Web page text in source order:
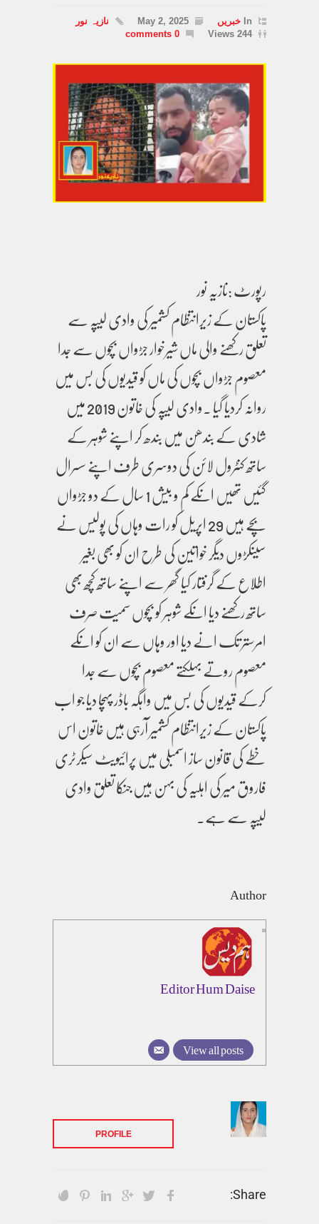
In خبریں May 2, 2025
نازیہ نور
244 Views
0 comments
رپورٹ :نازیہ نور
پاکستان کے زیرانتظام کشمیر کی وادی لیپہ سے
تعلق رکھنے والی ماں شیرخوار جڑواں بچوں سے جدا
معصوم جڑواں بچوں کی ماں کو قیدیوں کی بس میں
روانہ کردیا گیا ۔وادی لیپہ کی خاتون 2019 میں
شادی کے بندھن میں بندھ کر اپنے شوہر کے
ساتھ کنٹرول لائن کی دوسری طرف اپنے سسرال
گئیں تھیں انکے کم و بیش 1 سال کے دو جڑواں
بچے ہیں 29 اپریل کو رات وہاں کی پولیس نے
سینکڑوں دیگر خواتین کی طرح ان کو بھی بغیر
اطلاع کے گرفتار کیا گھر سے اپنے ساتھ کچھ بھی
ساتھ رکھنے دیا انکے شوہر کو بچوں سمیت صرف
امرستر تک انے دیا اور وہاں سے ان کو انکے
معصوم روتے بہلکتے معصوم بچوں سے جدا
کرکے قیدیوں کی بس میں واہگہ باڈر پہچا دیا جو اب
پاکستان کے زیرانتظام کشمیر آرہی ہیں خاتون اس
خطے کی قانون ساز اسمبلی میں پرائیویٹ سیکرٹری
فاروق میر کی اہلیہ کی بہن ہیں جنکا تعلق وادی
لیپہ سے ہے۔
Author
Editor Hum Daise
View all posts
PROFILE
Share: